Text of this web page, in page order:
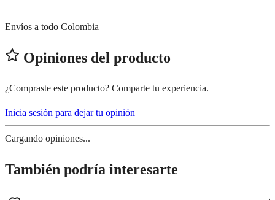
Envíos a todo Colombia
Opiniones del producto
¿Compraste este producto? Comparte tu experiencia.
Inicia sesión para dejar tu opinión
Cargando opiniones...
También podría interesarte